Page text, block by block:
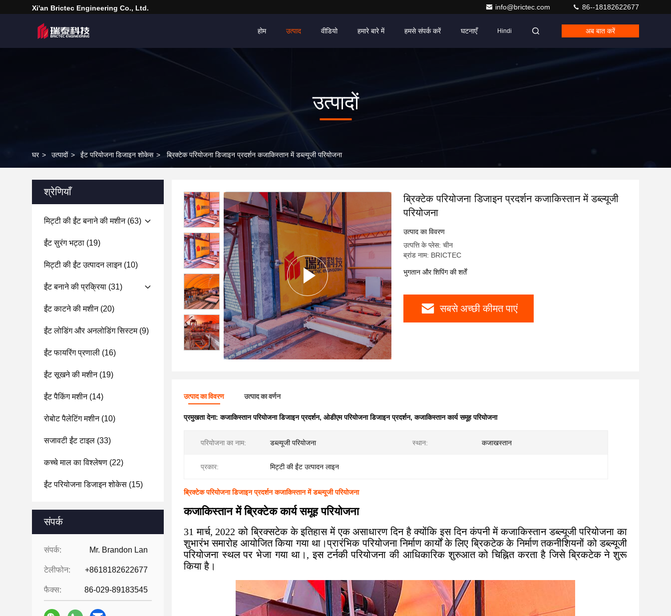
Xi'an Brictec Engineering Co., Ltd. info@brictec.com 86--18182622677
होम उत्पाद वीडियो हमारे बारे में हमसे संपर्क करें घटनाएँ Hindi अब बात करें
उत्पादों
घर > उत्पादों > ईंट परियोजना डिजाइन शोकेस > ब्रिक्टेक परियोजना डिजाइन प्रदर्शन कजाकिस्तान में डब्ल्यूजी परियोजना
श्रेणियाँ
मिट्टी की ईंट बनाने की मशीन(63)
ईंट सुरंग भट्ठा (19)
मिट्टी की ईंट उत्पादन लाइन(10)
ईंट बनाने की प्रक्रिया (31)
ईंट काटने की मशीन(20)
ईंट लोडिंग और अनलोडिंग सिस्टम(9)
ईंट फायरिंग प्रणाली (16)
ईंट सूखने की मशीन(19)
ईंट पैकिंग मशीन(14)
रोबोट पैलेटिंग मशीन(10)
सजावटी ईंट टाइल (33)
कच्चे माल का विश्लेषण (22)
ईंट परियोजना डिजाइन शोकेस (15)
संपर्क
संपर्क: Mr. Brandon Lan
टेलीफोन: +8618182622677
फैक्स: 86-029-89183545
ब्रिक्टेक परियोजना डिजाइन प्रदर्शन कजाकिस्तान में डब्ल्यूजी
परियोजना
उत्पाद का विवरण
उत्पत्ति के प्लेस: चीन
ब्रांड नाम: BRICTEC
भुगतान और शिपिंग की शर्तें
सबसे अच्छी कीमत पाएं
उत्पाद का विवरण उत्पाद का वर्णन
प्रमुखता देना:कजाकिस्तान परियोजना डिजाइन प्रदर्शन, ओडीएम परियोजना डिजाइन प्रदर्शन,कजाकिस्तान कार्य समूह परियोजना
परियोजना का नाम: डब्ल्यूजी परियोजना स्थान: कजाखस्तान
प्रकार: मिट्टी की ईंट उत्पादन लाइन
ब्रिक्टेक परियोजना डिजाइन प्रदर्शन कजाकिस्तान में डब्ल्यूजी परियोजना
कजाकिस्तान में ब्रिक्टेक कार्य समूह परियोजना
31 मार्च, 2022 को ब्रिक्सटेक के इतिहास में एक असाधारण दिन है क्योंकि इस दिन कंपनी में कजाकिस्तान डब्ल्यूजी परियोजना का
शुभारंभ समारोह आयोजित किया गया था।प्रारंभिक परियोजना निर्माण कार्यों के लिए ब्रिकटेक के निर्माण तकनीशियनों को डब्ल्यूजी
परियोजना स्थल पर भेजा गया था।, इस टर्नकी परियोजना की आधिकारिक शुरुआत को चिह्नित करता है जिसे ब्रिकटेक ने शुरू
किया है।